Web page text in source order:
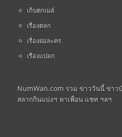
เก็บตกเมล์
เรื่องตลก
เรื่องย่อละคร
เรื่องแปลก
NumWan.com รวม ข่าววันนี้ ข่าว
สลากกินแบ่งฯ หาเพื่อน แชท ฯลฯ